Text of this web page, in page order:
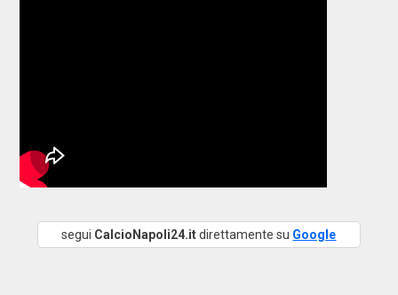
segui CalcioNapoli24.itdirettamente su Google